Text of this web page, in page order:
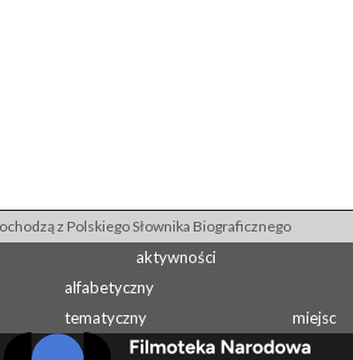
z Polskiego Słownika Biograficznego
aktywności
alfabetyczny
tematyczny
miejsc